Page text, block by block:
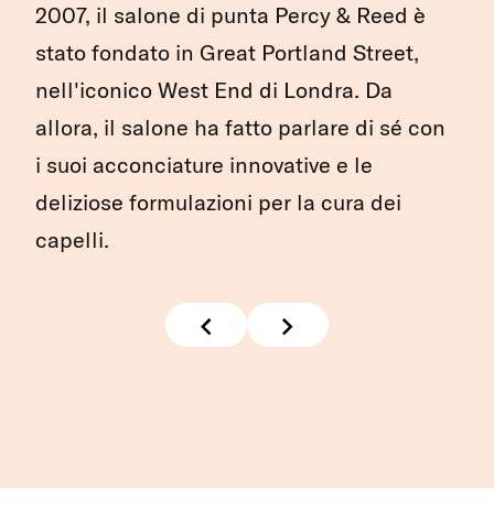
2007, il salone di punta Percy & Reed è
stato fondato in Great Portland Street,
nell'iconico West End di Londra. Da
allora, il salone ha fatto parlare di sé con
i suoi acconciature innovative e le
deliziose formulazioni per la cura dei
capelli.